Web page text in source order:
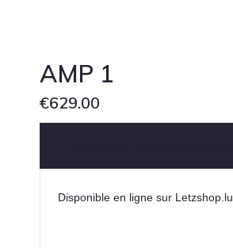
AMP 1
€629.00
Disponible en ligne sur Letzshop.lu